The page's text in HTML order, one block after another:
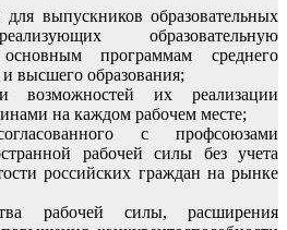
для выпускников образовательных
образовательную
программам среднего
высшего образования;
возможностей их реализации
на каждом рабочем месте;
с профсоюзами
рабочей силы без учета
российских граждан на рынке
рабочей силы, расширения